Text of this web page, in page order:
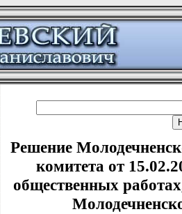
Решение
комитета от
общественных